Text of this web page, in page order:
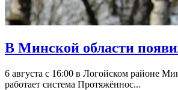
В Минской области
6 августа с 16:00 в Логойском районе
работает система Протяжённос...